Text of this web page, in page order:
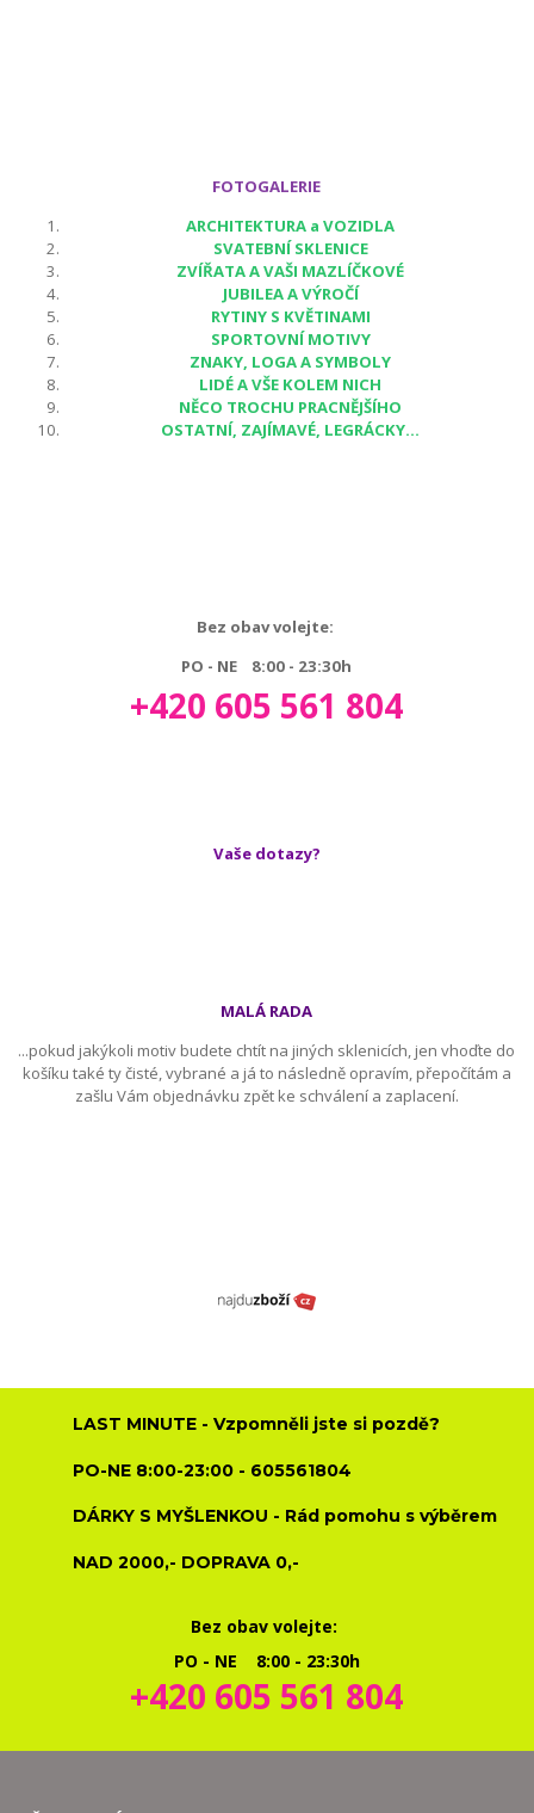
FOTOGALERIE
ARCHITEKTURA a VOZIDLA
SVATEBNÍ SKLENICE
ZVÍŘATA A VAŠI MAZLÍČKOVÉ
JUBILEA A VÝROČÍ
RYTINY S KVĚTINAMI
SPORTOVNÍ MOTIVY
ZNAKY, LOGA A SYMBOLY
LIDÉ A VŠE KOLEM NICH
NĚCO TROCHU PRACNĚJŠÍHO
OSTATNÍ, ZAJÍMAVÉ, LEGRÁCKY...
Bez obav volejte:
PO - NE 8:00 - 23:30h
+420 605 561 804
Vaše dotazy?
MALÁ RADA
...pokud jakýkoli motiv budete chtít na jiných sklenicích, jen vhoďte do
košíku také ty čisté, vybrané a já to následně opravím, přepočítám a
zašlu Vám objednávku zpět ke schválení a zaplacení.
LAST MINUTE - Vzpomněli jste si pozdě?
PO-NE 8:00-23:00 - 605561804
DÁRKY S MYŠLENKOU - Rád pomohu s výběrem
NAD 2000,- DOPRAVA 0,-
Bez obav volejte:
PO - NE 8:00 - 23:30h
+420 605 561 804